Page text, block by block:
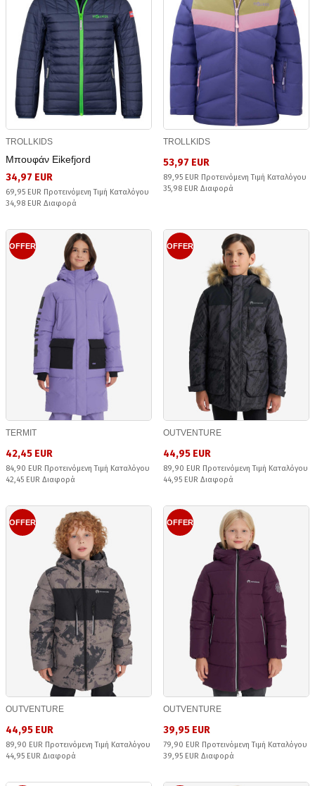
TROLLKIDS
Μπουφάν Eikefjord
34,97 EUR
69,95 EUR Προτεινόμενη Τιμή Καταλόγου
34,98 EUR Διαφορά
TROLLKIDS
53,97 EUR
89,95 EUR Προτεινόμενη Τιμή Καταλόγου
35,98 EUR Διαφορά
OFFER
TERMIT
42,45 EUR
84,90 EUR Προτεινόμενη Τιμή Καταλόγου
42,45 EUR Διαφορά
OFFER
OUTVENTURE
44,95 EUR
89,90 EUR Προτεινόμενη Τιμή Καταλόγου
44,95 EUR Διαφορά
OFFER
OUTVENTURE
44,95 EUR
89,90 EUR Προτεινόμενη Τιμή Καταλόγου
44,95 EUR Διαφορά
OFFER
OUTVENTURE
39,95 EUR
79,90 EUR Προτεινόμενη Τιμή Καταλόγου
39,95 EUR Διαφορά